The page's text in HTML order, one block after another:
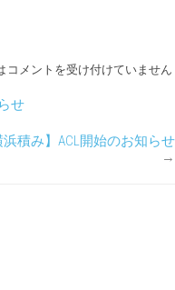
コメントを受け付けていません
せ
浜積み】ACL開始のお知らせ
→